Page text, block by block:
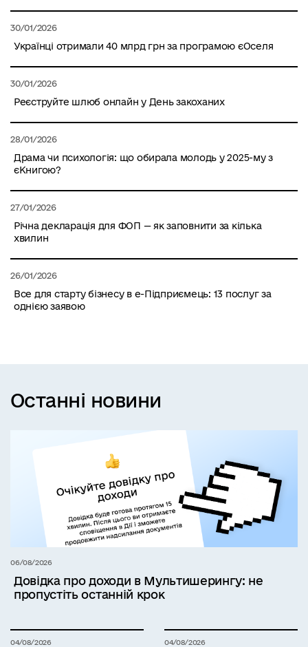
30/01/2026
Українці отримали 40 млрд грн за програмою єОселя
30/01/2026
Реєструйте шлюб онлайн у День закоханих
28/01/2026
Драма чи психологія: що обирала молодь у 2025-му з
єКнигою?
27/01/2026
Річна декларація для ФОП — як заповнити за кілька
хвилин
26/01/2026
Все для старту бізнесу в е-Підприємець: 13 послуг за
однією заявою
Останні новини
06/08/2026
Довідка про доходи в Мультишерингу: не
пропустіть останній крок
04/08/2026 04/08/2026